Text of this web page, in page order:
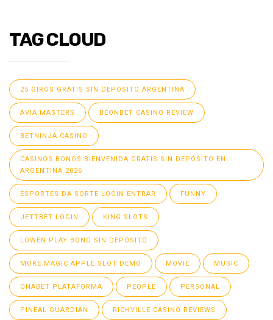
TAG CLOUD
25 GIROS GRATIS SIN DEPOSITO ARGENTINA
AVIA MASTERS BEONBET CASINO REVIEW
BETNINJA CASINO
CASINOS BONOS BIENVENIDA GRATIS SIN DEPÓSITO EN
ARGENTINA 2026
ESPORTES DA SORTE LOGIN ENTRAR FUNNY
JETTBET LOGIN KING SLOTS
LOWEN PLAY BONO SIN DEPÓSITO
MORE MAGIC APPLE SLOT DEMO MOVIE MUSIC
ONABET PLATAFORMA PEOPLE PERSONAL
PINEAL GUARDIAN RICHVILLE CASINO REVIEWS